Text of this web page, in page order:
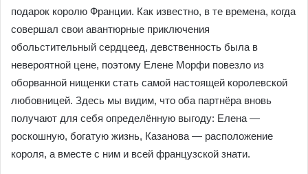
подарок королю Франции. Как известно, в те времена, когда
совершал свои авантюрные приключения
обольстительный сердцеед, девственность была в
невероятной цене, поэтому Елене Морфи повезло из
оборванной нищенки стать самой настоящей королевской
любовницей. Здесь мы видим, что оба партнёра вновь
получают для себя определённую выгоду: Елена —
роскошную, богатую жизнь, Казанова — расположение
короля, а вместе с ним и всей французской знати.